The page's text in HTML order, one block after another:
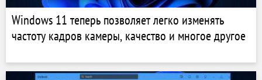
Windows 11 теперь позволяет легко изменять
частоту кадров камеры, качество и многое другое